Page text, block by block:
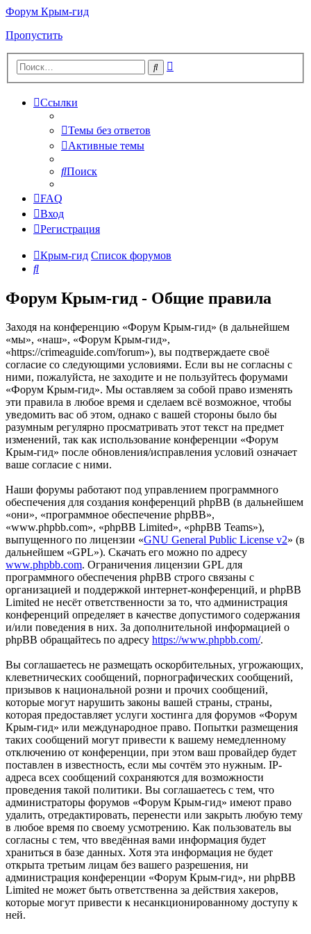
Форум Крым-гид
Пропустить
Поиск
Ссылки
Темы без ответов
Активные темы
Поиск
FAQ
Вход
Регистрация
Крым-гид Список форумов
Поиск
Форум Крым-гид - Общие правила
Заходя на конференцию «Форум Крым-гид» (в дальнейшем
«мы», «наш», «Форум Крым-гид»,
«https://crimeaguide.com/forum»), вы подтверждаете своё
согласие со следующими условиями. Если вы не согласны с
ними, пожалуйста, не заходите и не пользуйтесь форумами
«Форум Крым-гид». Мы оставляем за собой право изменять
эти правила в любое время и сделаем всё возможное, чтобы
уведомить вас об этом, однако с вашей стороны было бы
разумным регулярно просматривать этот текст на предмет
изменений, так как использование конференции «Форум
Крым-гид» после обновления/исправления условий означает
ваше согласие с ними.
Наши форумы работают под управлением программного
обеспечения для создания конференций phpBB (в дальнейшем
«они», «программное обеспечение phpBB»,
«www.phpbb.com», «phpBB Limited», «phpBB Teams»),
выпущенного по лицензии «GNU General Public License v2» (в
дальнейшем «GPL»). Скачать его можно по адресу
www.phpbb.com. Ограничения лицензии GPL для
программного обеспечения phpBB строго связаны с
организацией и поддержкой интернет-конференций, и phpBB
Limited не несёт ответственности за то, что администрация
конференций определяет в качестве допустимого содержания
и/или поведения в них. За дополнительной информацией о
phpBB обращайтесь по адресу https://www.phpbb.com/.
Вы соглашаетесь не размещать оскорбительных, угрожающих,
клеветнических сообщений, порнографических сообщений,
призывов к национальной розни и прочих сообщений,
которые могут нарушить законы вашей страны, страны,
которая предоставляет услуги хостинга для форумов «Форум
Крым-гид» или международное право. Попытки размещения
таких сообщений могут привести к вашему немедленному
отключению от конференции, при этом ваш провайдер будет
поставлен в известность, если мы сочтём это нужным. IP-
адреса всех сообщений сохраняются для возможности
проведения такой политики. Вы соглашаетесь с тем, что
администраторы форумов «Форум Крым-гид» имеют право
удалить, отредактировать, перенести или закрыть любую тему
в любое время по своему усмотрению. Как пользователь вы
согласны с тем, что введённая вами информация будет
храниться в базе данных. Хотя эта информация не будет
открыта третьим лицам без вашего разрешения, ни
администрация конференции «Форум Крым-гид», ни phpBB
Limited не может быть ответственна за действия хакеров,
которые могут привести к несанкционированному доступу к
ней.